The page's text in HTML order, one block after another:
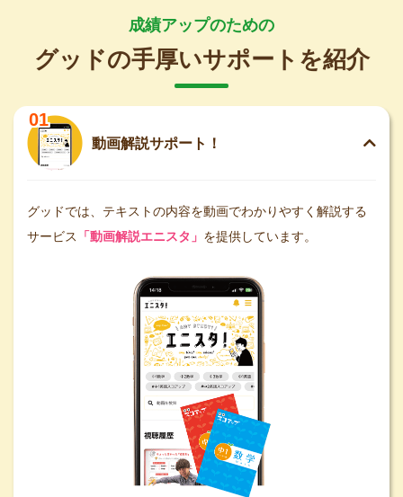
成績アップのための
グッドの手厚いサポートを紹介
01
動画解説サポート！
グッドでは、テキストの内容を動画でわかりやすく解説する
サービス 「動画解説エニスタ」 を提供しています。